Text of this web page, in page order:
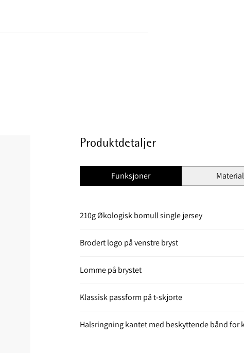
Produktdetaljer
Funksjoner
210g Økologisk bomull single jersey
Brodert logo på venstre bryst
Lomme på brystet
Klassisk passform på t-skjorte
Halsringning kantet med beskyttende bånd for